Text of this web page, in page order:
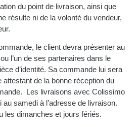
du point de livraison, ainsi que
résulte ni de la volonté du vendeur,
le client devra présenter au
l’un de ses partenaires dans le
d’identité. Sa commande lui sera
de la bonne réception du
Les livraisons avec Colissimo
samedi à l’adresse de livraison.
les dimanches et jours fériés.